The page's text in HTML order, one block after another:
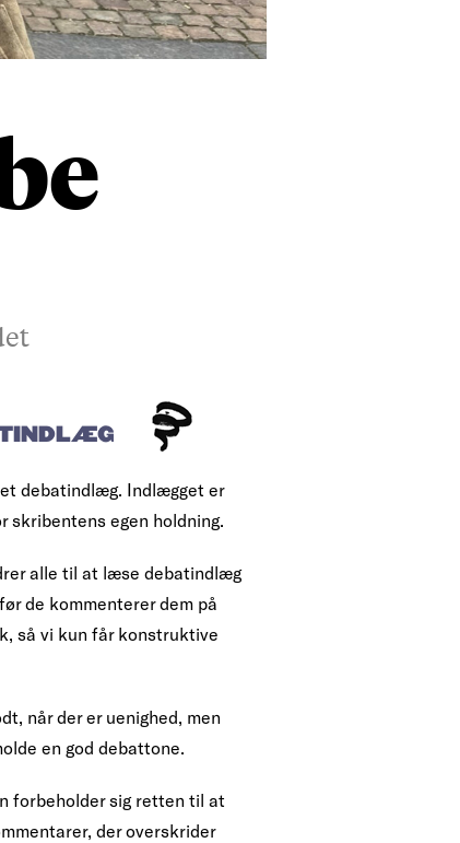
debatindlæg. Indlægget er
skribentens egen holdning.
alle til at læse debatindlæg
de kommenterer dem på
så vi kun får konstruktive
når der er uenighed, men
en god debattone.
forbeholder sig retten til at
der overskrider